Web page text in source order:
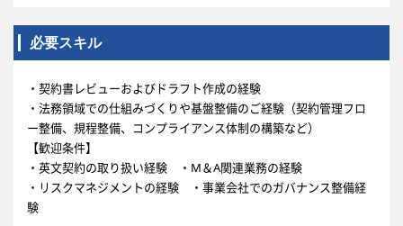
必要スキル
・契約書レビューおよびドラフト作成の経験
・法務領域での仕組みづくりや基盤整備のご経験（契約管理フロ
ー整備、規程整備、コンプライアンス体制の構築など）
【歓迎条件】
・英文契約の取り扱い経験 ・M＆A関連業務の経験
・リスクマネジメントの経験 ・事業会社でのガバナンス整備経
験